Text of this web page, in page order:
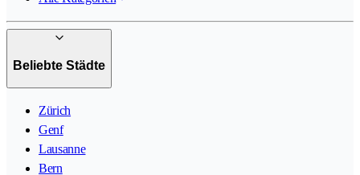
Beliebte Städte
Zürich
Genf
Lausanne
Bern